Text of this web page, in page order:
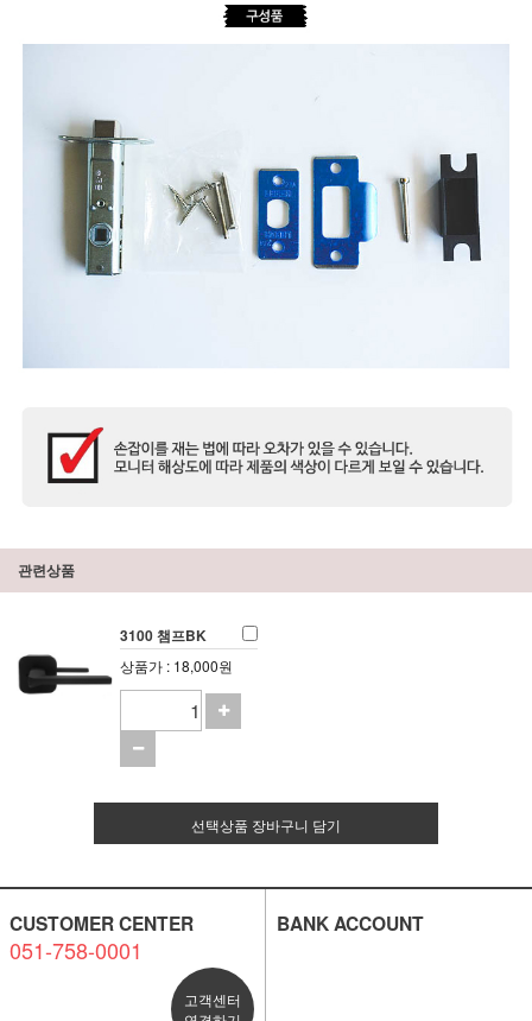
관련상품
3100 챔프BK
상품가 : 18,000원
선택상품 장바구니 담기
CUSTOMER CENTER
051-758-0001
고객센터
BANK ACCOUNT